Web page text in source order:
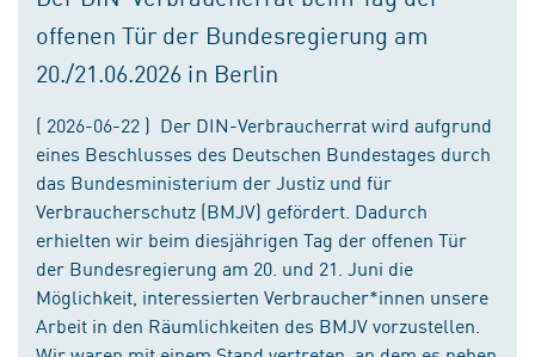
offenen Tür der Bundesregierung am
20./21.06.2026 in Berlin
( 2026-06-22 ) Der DIN-Verbraucherrat wird aufgrund
eines Beschlusses des Deutschen Bundestages durch
das Bundesministerium der Justiz und für
Verbraucherschutz (BMJV) gefördert. Dadurch
erhielten wir beim diesjährigen Tag der offenen Tür
der Bundesregierung am 20. und 21. Juni die
Möglichkeit, interessierten Verbraucher*innen unsere
Arbeit in den Räumlichkeiten des BMJV vorzustellen.